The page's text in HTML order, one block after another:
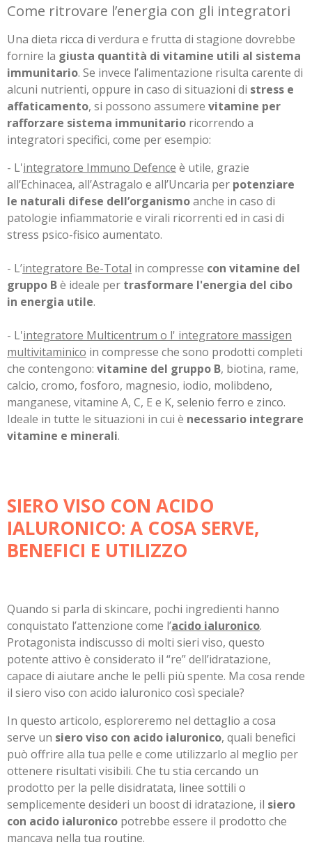
Come ritrovare l’energia con gli integratori
Una dieta ricca di verdura e frutta di stagione dovrebbe
fornire la giusta quantità di vitamine utili al sistema
immunitario. Se invece l’alimentazione risulta carente di
alcuni nutrienti, oppure in caso di situazioni di stress e
affaticamento, si possono assumere vitamine per
rafforzare sistema immunitario ricorrendo a
integratori specifici, come per esempio:
- L'integratore Immuno Defence è utile, grazie
all’Echinacea, all’Astragalo e all’Uncaria per potenziare
le naturali difese dell’organismoanche in caso di
patologie infiammatorie e virali ricorrenti ed in casi di
stress psico-fisico aumentato.
- L’integratore Be-Total in compresse con vitamine del
gruppo Bè ideale per trasformare l'energia del cibo
in energia utile.
- L'integratore Multicentrum o l' integratore massigen
multivitaminico in compresse che sono prodotti completi
che contengono: vitamine del gruppo B, biotina, rame,
calcio, cromo, fosforo, magnesio, iodio, molibdeno,
manganese, vitamine A, C, E e K, selenio ferro e zinco.
Ideale in tutte le situazioni in cui è necessario integrare
vitamine e minerali.
SIERO VISO CON ACIDO
IALURONICO: A COSA SERVE,
BENEFICI E UTILIZZO
Quando si parla di skincare, pochi ingredienti hanno
conquistato l’attenzione come l’acido ialuronico.
Protagonista indiscusso di molti sieri viso, questo
potente attivo è considerato il “re” dell’idratazione,
capace di aiutare anche le pelli più spente. Ma cosa rende
il siero viso con acido ialuronico così speciale?
In questo articolo, esploreremo nel dettaglio a cosa
serve un siero viso con acido ialuronico, quali benefici
può offrire alla tua pelle e come utilizzarlo al meglio per
ottenere risultati visibili. Che tu stia cercando un
prodotto per la pelle disidratata, linee sottili o
semplicemente desideri un boost di idratazione, il siero
con acido ialuronico potrebbe essere il prodotto che
mancava nella tua routine.